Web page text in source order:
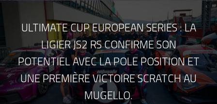
ULTIMATE CUP EUROPEAN SERIES : LA
LIGIER JS2 RS CONFIRME SON
POTENTIEL AVEC LA POLE POSITION ET
UNE PREMIÈRE VICTOIRE SCRATCH AU
MUGELLO.